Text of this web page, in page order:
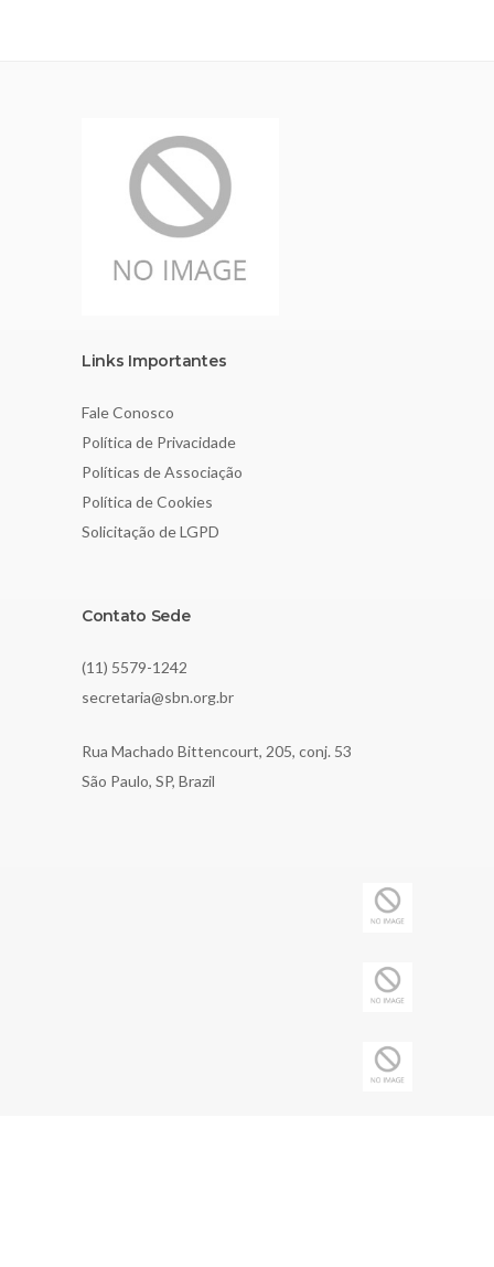
Links Importantes
Fale Conosco
Política de Privacidade
Políticas de Associação
Política de Cookies
Solicitação de LGPD
Contato Sede
(11) 5579-1242
secretaria@sbn.org.br
Rua Machado Bittencourt, 205, conj. 53
São Paulo, SP, Brazil